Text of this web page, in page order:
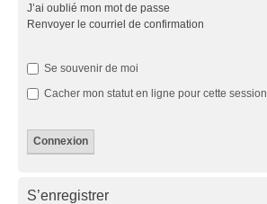
J’ai oublié mon mot de passe
Renvoyer le courriel de confirmation
Se souvenir de moi
Cacher mon statut en ligne pour cette session
S’enregistrer